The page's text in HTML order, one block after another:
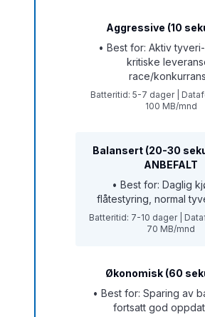
Aggressive (10
• Best for: Aktiv
kritiske
race/
Batteritid: 5-7 dager |
100 MB/mnd
Balansert (20-30
ANBEFALT
• Best for: Daglig
flåtestyring, normal
Batteritid: 7-10 dager |
70 MB/mnd
Økonomisk (60
• Best for: Sparing av
fortsatt god